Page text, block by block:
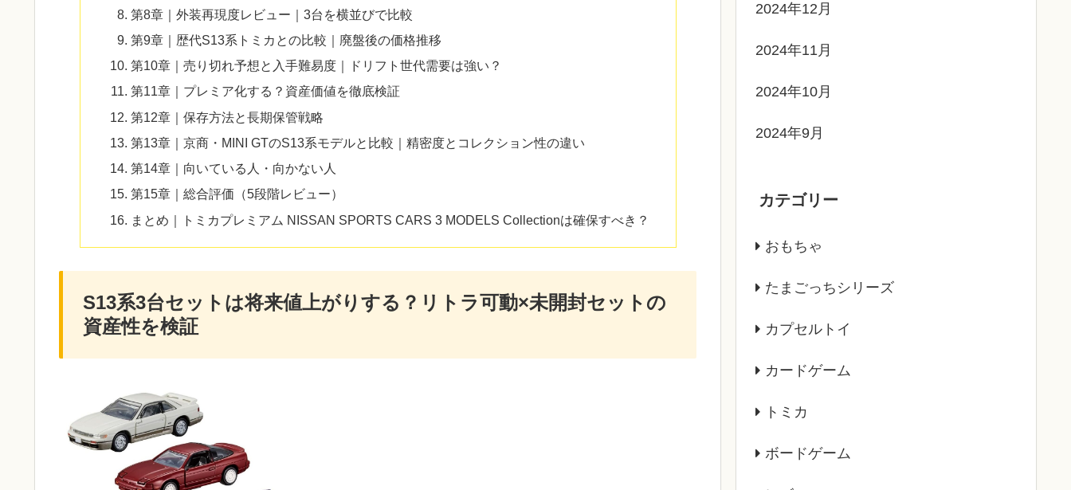
第8章｜外装再現度レビュー｜3台を横並びで比較
第9章｜歴代S13系トミカとの比較｜廃盤後の価格推移
第10章｜売り切れ予想と入手難易度｜ドリフト世代需要は強い？
第11章｜プレミア化する？資産価値を徹底検証
第12章｜保存方法と長期保管戦略
第13章｜京商・MINI GTのS13系モデルと比較｜精密度とコレクション性の違い
第14章｜向いている人・向かない人
第15章｜総合評価（5段階レビュー）
まとめ｜トミカプレミアム NISSAN SPORTS CARS 3 MODELS Collectionは確保すべき？
S13系3台セットは将来値上がりする？リトラ可動×未開封セットの
資産性を検証
2024年12月
2024年11月
2024年10月
2024年9月
カテゴリー
おもちゃ
たまごっちシリーズ
カプセルトイ
カードゲーム
トミカ
ボードゲーム